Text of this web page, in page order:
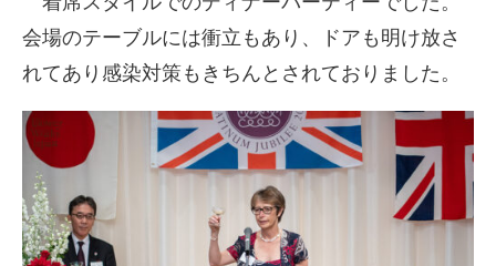
会場のテーブルには衝立もあり、ドアも明け放さ
れてあり感染対策もきちんとされておりました。